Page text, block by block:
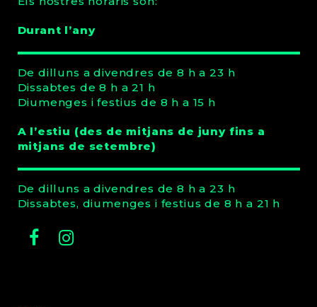
Durant l’any
De dilluns a divendres de 8 h a 23 h
Dissabtes de 8 h a 21 h
Diumenges i festius de 8 h a 15 h
A l’estiu (des de mitjans de juny fins a
mitjans de setembre)
De dilluns a divendres de 8 h a 23 h
Dissabtes, diumenges i festius de 8 h a 21 h
Facebook
Instagram